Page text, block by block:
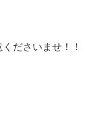
ださいませ！！